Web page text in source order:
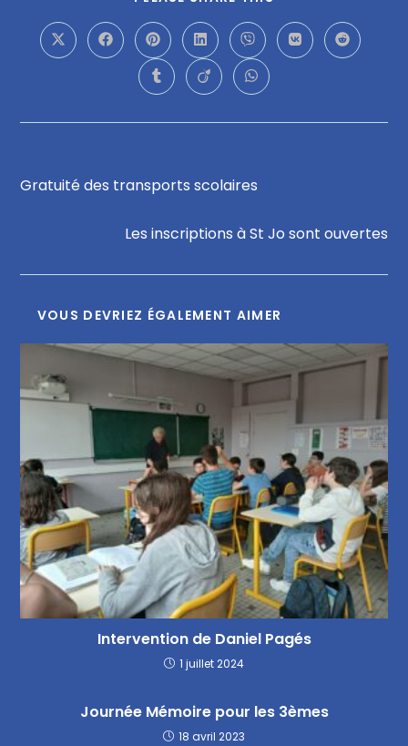
Gratuité des transports scolaires
Les inscriptions à St Jo sont ouvertes
VOUS DEVRIEZ ÉGALEMENT AIMER
Intervention de Daniel Pagés
1 juillet 2024
Journée Mémoire pour les 3èmes
18 avril 2023